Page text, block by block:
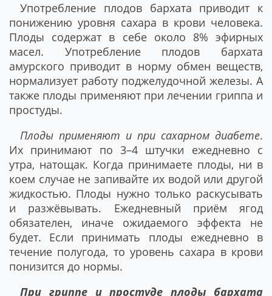
Употребление плодов бархата приводит к
понижению уровня сахара в крови человека.
Плоды содержат в себе около 8% эфирных
масел. Употребление плодов бархата
амурского приводит в норму обмен веществ,
нормализует работу поджелудочной железы. А
также плоды применяют при лечении гриппа и
простуды.
Плоды применяют и при сахарном диабете.
Их принимают по 3–4 штучки ежедневно с
утра, натощак. Когда принимаете плоды, ни в
коем случае не запивайте их водой или другой
жидкостью. Плоды нужно только раскусывать
и разжёвывать. Ежедневный приём ягод
обязателен, иначе ожидаемого эффекта не
будет. Если принимать плоды ежедневно в
течение полугода, то уровень сахара в крови
понизится до нормы.
При гриппе и простуде плоды бархата